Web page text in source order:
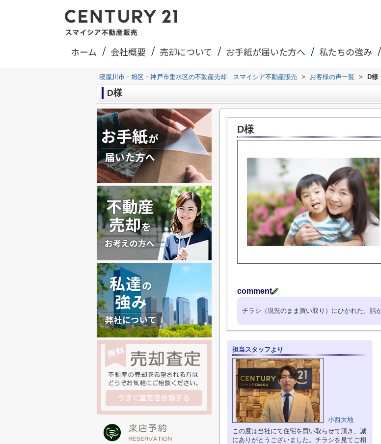
ホーム 会社概要 売却について お手紙が届いた方へ 私たちの強み
寝屋川市・旭区・神戸市垂水区の不動産売却｜スマイシア不動産販売 > お客様の声一覧 > D様
D様
D様
comment
チラシ（現況のまま買い取り）にひかれた。話
担当スタッフより
小西大地
この度は当社にて住宅を買い取らせて頂き、誠
にありがとうございました。チラシを見てご相